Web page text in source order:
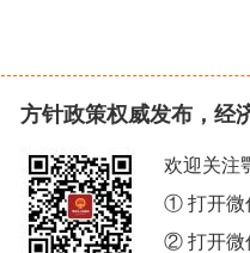
方针政策权威发布，经
欢迎关注
① 打开微
② 打开微